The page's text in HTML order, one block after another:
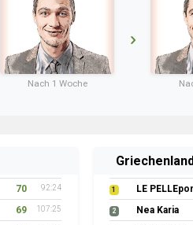
Nach 1 Woche
70 92:24
69 107:25
1 LE
2 Nea Karia